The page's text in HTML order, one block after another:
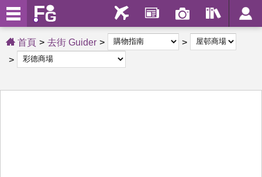
首頁 去街 Guider